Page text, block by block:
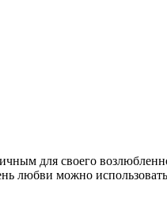
для своего
любви можно